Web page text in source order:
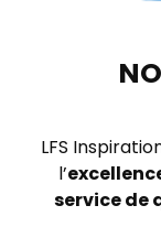
LFS
l’
service de